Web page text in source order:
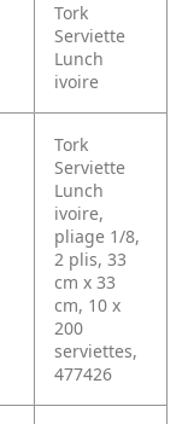
Tork
Serviette
Lunch
ivoire
Tork
Serviette
Lunch
ivoire,
pliage 1/8,
2 plis, 33
cm x 33
cm, 10 x
200
serviettes,
477426